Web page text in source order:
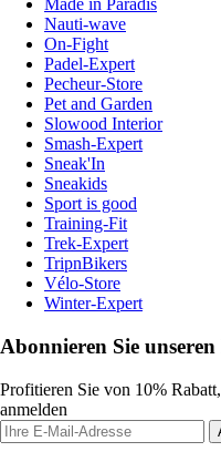
Made in Paradis
Nauti-wave
On-Fight
Padel-Expert
Pecheur-Store
Pet and Garden
Slowood Interior
Smash-Expert
Sneak'In
Sneakids
Sport is good
Training-Fit
Trek-Expert
TripnBikers
Vélo-Store
Winter-Expert
Abonnieren Sie unseren
Profitieren Sie von 10%
anmelden